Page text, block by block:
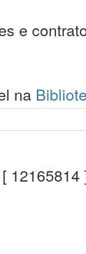
e
na
12165814